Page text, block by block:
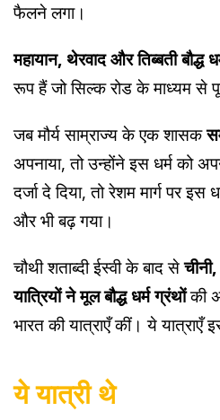
फैलने लगा।
महायान, थेरवाद और तिब्बती बौद्ध
रूप हैं जो सिल्क रोड के माध्यम से
जब मौर्य साम्राज्य के एक शासक
अपनाया, तो उन्होंने इस धर्म को
दर्जा दे दिया, तो रेशम मार्ग पर इस
और भी बढ़ गया।
चौथी शताब्दी ईस्वी के बाद से
यात्रियों ने मूल बौद्ध धर्म ग्रंथोंकी
भारत की यात्राएँ कीं। ये
ये यात्री थे